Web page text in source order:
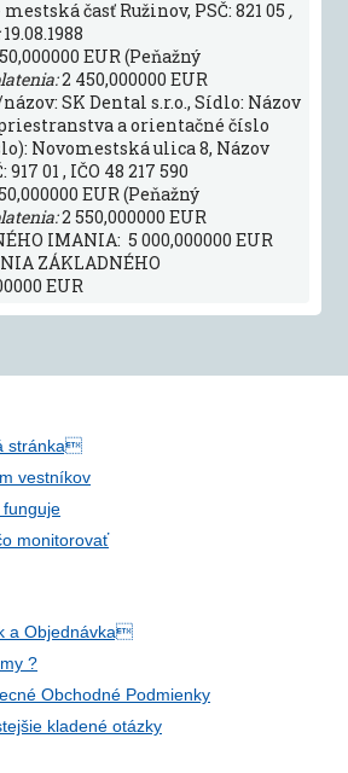
časť Ružinov, PSČ: 821 05 ,
19.08.1988
EUR (Peňažný
2 450,000000 EUR
SK Dental s.r.o., Sídlo: Názov
a orientačné číslo
Novomestská ulica 8, Názov
01 , IČO 48 217 590
EUR (Peňažný
2 550,000000 EUR
IMANIA: 5 000,000000 EUR
ZÁKLADNÉHO
EUR
stránka
vestníkov
funguje
monitorovať
a Objednávka
?
Obchodné Podmienky
kladené otázky